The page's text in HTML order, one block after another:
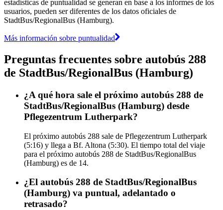
estadísticas de puntualidad se generan en base a los informes de los
usuarios, pueden ser diferentes de los datos oficiales de
StadtBus/RegionalBus (Hamburg).
Más información sobre puntualidad
Preguntas frecuentes sobre autobús 288
de StadtBus/RegionalBus (Hamburg)
¿A qué hora sale el próximo autobús 288 de
StadtBus/RegionalBus (Hamburg) desde
Pflegezentrum Lutherpark?
El próximo autobús 288 sale de Pflegezentrum Lutherpark
(5:16) y llega a Bf. Altona (5:30). El tiempo total del viaje
para el próximo autobús 288 de StadtBus/RegionalBus
(Hamburg) es de 14.
¿El autobús 288 de StadtBus/RegionalBus
(Hamburg) va puntual, adelantado o
retrasado?